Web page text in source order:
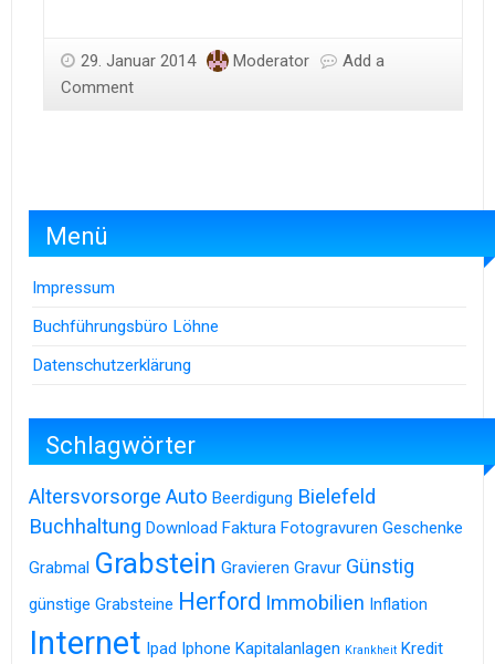
29. Januar 2014 Moderator
Add a
Comment
Menü
Impressum
Buchführungsbüro Löhne
Datenschutzerklärung
Schlagwörter
Altersvorsorge Auto Beerdigung Bielefeld
Buchhaltung Download Faktura Fotogravuren Geschenke
Grabmal Grabstein Gravieren Gravur Günstig
günstige Grabsteine Herford Immobilien Inflation
Internet Ipad Iphone Kapitalanlagen Krankheit Kredit